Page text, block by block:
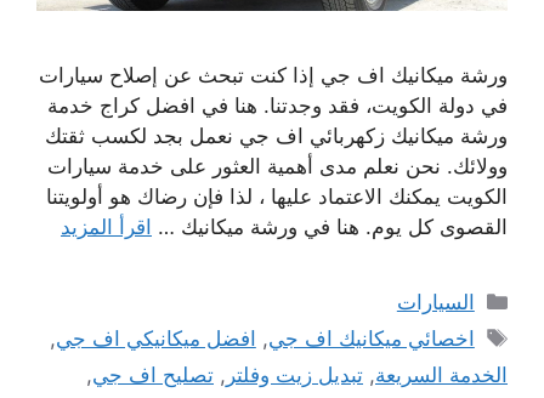
ورشة ميكانيك اف جي إذا كنت تبحث عن إصلاح سيارات
في دولة الكويت، فقد وجدتنا. هنا في افضل كراج خدمة
ورشة ميكانيك زكهربائي اف جي نعمل بجد لكسب ثقتك
وولائك. نحن نعلم مدى أهمية العثور على خدمة سيارات
الكويت يمكنك الاعتماد عليها ، لذا فإن رضاك ​​هو أولويتنا
القصوى كل يوم. هنا في ورشة ميكانيك … اقرأ المزيد
التصنيفات
السيارات
الوسوم
اخصائي ميكانيك اف جي, افضل ميكانيكي اف جي,
الخدمة السريعة, تبديل زيت وفلتر , تصليح اف جي,